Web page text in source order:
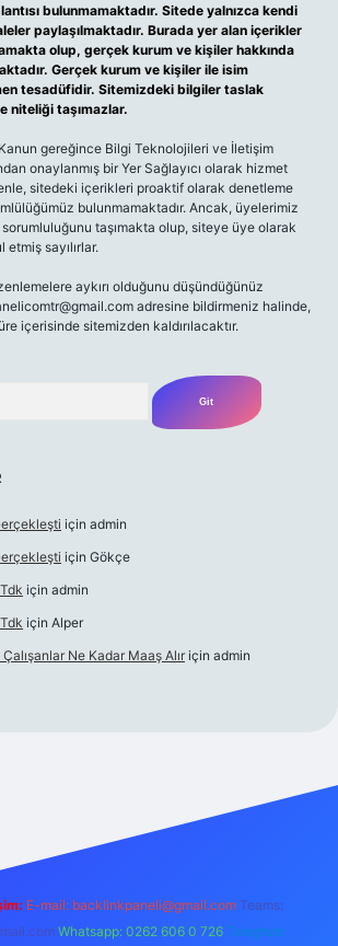
bulunmamaktadır. Sitede yalnızca kendi
paylaşılmaktadır. Burada yer alan içerikler
olup, gerçek kurum ve kişiler hakkında
Gerçek kurum ve kişiler ile isim
tesadüfidir. Sitemizdeki bilgiler taslak
niteliği taşımazlar.
gereğince Bilgi Teknolojileri ve İletişim
onaylanmış bir Yer Sağlayıcı olarak hizmet
sitedeki içerikleri proaktif olarak denetleme
bulunmamaktadır. Ancak, üyelerimiz
taşımakta olup, siteye üye olarak
sayılırlar.
aykırı olduğunu düşündüğünüz
adresine bildirmeniz halinde,
içerisinde sitemizden kaldırılacaktır.
için admin
için Gökçe
için admin
için Alper
Ne Kadar Maaş Alır için admin
E-mail: backlinkpaneli@gmail.com Teams:
Whatsapp: 0262 606 0 726 Telegram: